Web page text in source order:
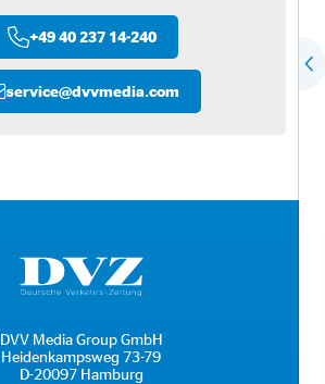
+49 40 237 14-240
service@dvvmedia.com
DVV Media Group GmbH
Heidenkampsweg 73-79
D-20097 Hamburg